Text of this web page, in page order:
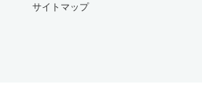
サイトマップ